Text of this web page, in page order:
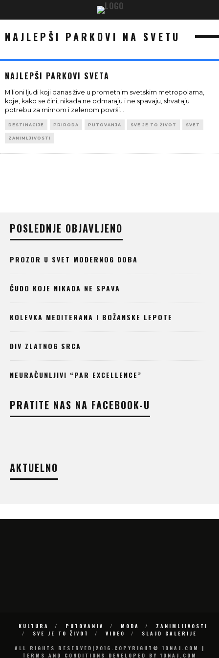
NAJLEPŠI PARKOVI NA SVETU
NAJLEPŠI PARKOVI SVETA
Milioni ljudi koji danas žive u prometnim svetskim metropolama,
koje, kako se čini, nikada ne odmaraju i ne spavaju, shvataju
potrebu za mirnom i zelenom površi...
DESTINACIJE PRIRODA PUTOVANJA SVE JE TO ŽIVOT SVET
ZANIMLJIVOSTI
POSLEDNJE OBJAVLJENO
PROZOR U SVET MODERNOG DOBA
ČUDO KOJE NIKADA NE SPAVA
KOLEVKA MEDITERANA I BOŽANSKE LEPOTE
DIV ZLATNOG SRCA
NEURAČUNLJIVI “PAR EXCELLENCE”
PRATITE NAS NA FACEBOOK-U
AKTUELNO
KULTURA PUTOVANJA MODA
ZANIMLJIVOSTI
SVE JE TO ŽIVOT
VIDEO
SLAJD GALERIJE
ALL RIGHTS RESERVED|2016.COPYRIGHT© 10NAJ.COM |
TERMS AND CONDITIONS DEVELOPED BY 10NAJ.COM